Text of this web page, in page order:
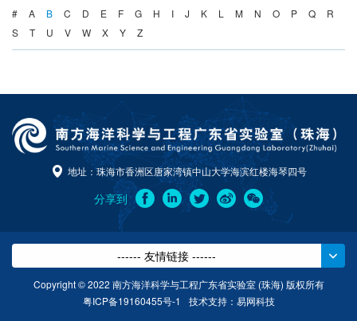
海洋产业与政策
海洋可持续发展
# A B C D E F G H I J K L M N O P Q
R
S
T U V W X Y Z
地址：珠海市香洲区唐家湾镇中山大学海滨红楼海琴四号
分享到
------ 友情链接 ------
Copyright © 2022 南方海洋科学与工程广东省实验室 (珠海) 版权所有
粤ICP备19160455号-1
技术支持： 易网科技